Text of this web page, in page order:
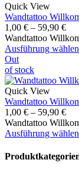
Quick View
Wandtattoo
1,00 € – 59,90 €
Wandtattoo
Ausführung wählen
Out
of stock
Quick View
Wandtattoo
1,00 € – 59,90 €
Wandtattoo
Ausführung wählen